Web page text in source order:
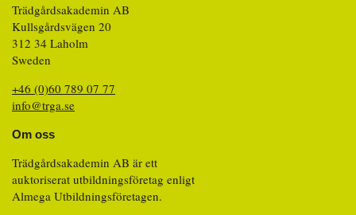
Om oss
Trädgårdsakademin AB är ett
auktoriserat utbildningsföretag enligt
Almega Utbildningsföretagen.
Trädgårdsakademin AB
Kullsgårdsvägen 20
312 34 Laholm
Sweden
+46 (0)60 789 07 77
info@trga.se